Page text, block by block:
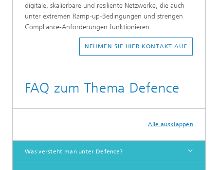
digitale, skalierbare und resiliente Netzwerke, die auch
unter extremen Ramp-up-Bedingungen und strengen
Compliance-Anforderungen funktionieren.
NEHMEN SIE HIER KONTAKT AUF
FAQ zum Thema Defence
Alle ausklappen
Was versteht man unter Defence?